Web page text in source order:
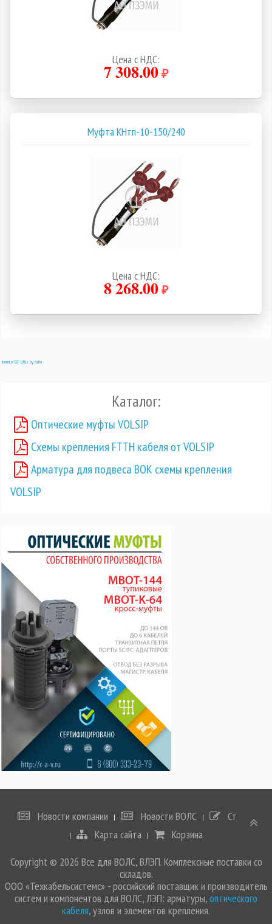
Цена с НДС:
7 308.00₽
Муфта КНтп-10-150/240
Цена с НДС:
8 268.00₽
Joomla SEF URLs by Artio
Каталог:
Оптические муфты VOLSIP
Схемы крепления FTTH кабеля от VOLSIP
Арматура для подвеса ВОК схемы крепления
VOLSIP
Новости компании Новости ВОЛС
Статьи
Карта сайта
Корзина
Copyright © 2026 Все для ВОЛС, ВЛЭП. Комплексные поставки со
складов.
ООО «Техкабельсистемс» - российский поставщик и производитель
систем и компонентов для ВОЛС, ЛЭП: арматуры,оптического
кабеля, узлов и элементов крепления.